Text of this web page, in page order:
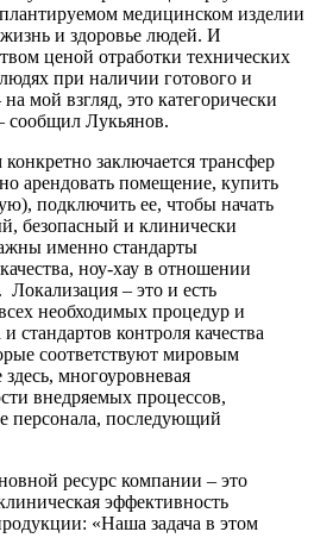
медицинском изделии
жизнь и здоровье людей. И
ценой отработки технических
при наличии готового и
мой взгляд, это категорически
сообщил Лукьянов.
заключается трансфер
арендовать помещение, купить
подключить ее, чтобы начать
безопасный и клинически
именно стандарты
ноу-хау в отношении
– это и есть
необходимых процедур и
стандартов контроля качества
соответствуют мировым
многоуровневая
внедряемых процессов,
персонала, последующий
ресурс компании – это
эффективность
«Наша задача в этом